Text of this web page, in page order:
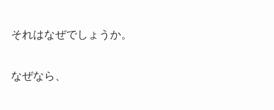
それはなぜでしょうか。
なぜなら、